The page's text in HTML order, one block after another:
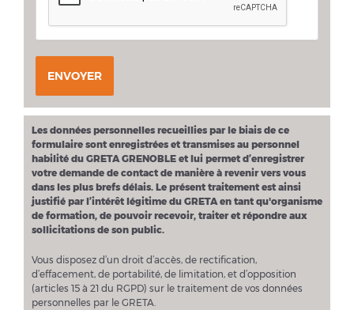
ENVOYER
Les données personnelles recueillies par le biais de ce
formulaire sont enregistrées et transmises au personnel
habilité du GRETA GRENOBLE et lui permet d’enregistrer
votre demande de contact de manière à revenir vers vous
dans les plus brefs délais. Le présent traitement est ainsi
justifié par l’intérêt légitime du GRETA en tant qu'organisme
de formation, de pouvoir recevoir, traiter et répondre aux
sollicitations de son public.
Vous disposez d’un droit d’accès, de rectification,
d’effacement, de portabilité, de limitation, et d’opposition
(articles 15 à 21 du RGPD) sur le traitement de vos données
personnelles par le GRETA.